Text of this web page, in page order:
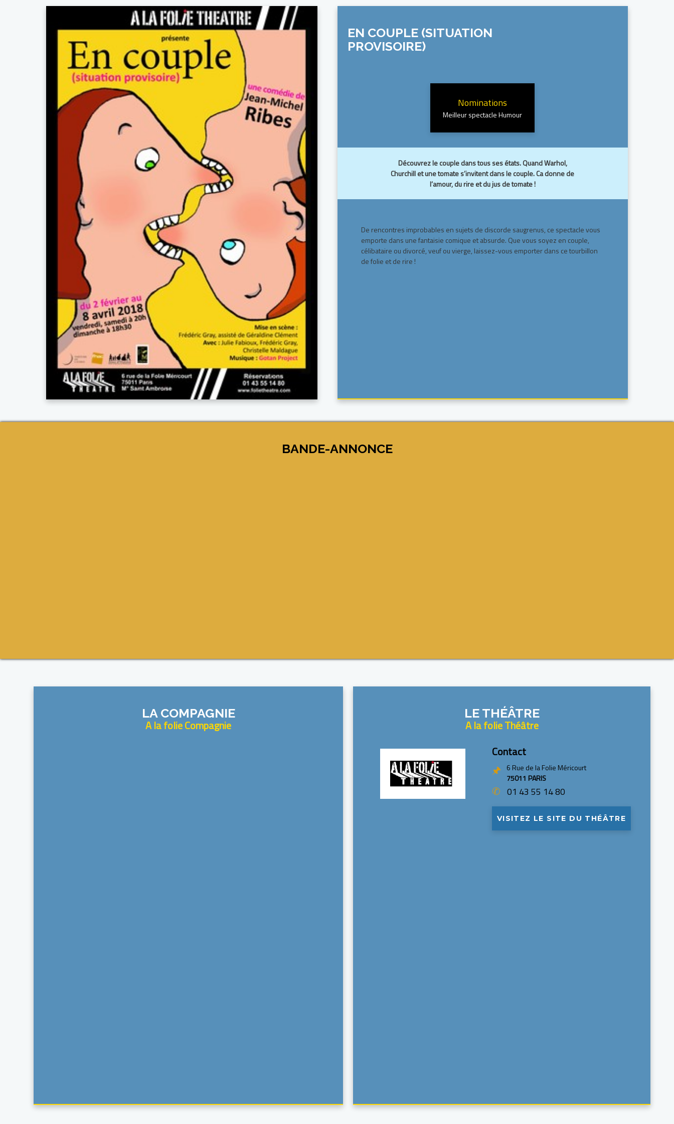
EN COUPLE (SITUATION
PROVISOIRE)
Nominations
Meilleur spectacle Humour
Découvrez le couple dans tous ses états. Quand Warhol,
Churchill et une tomate s’invitent dans le couple. Ca donne de
l’amour, du rire et du jus de tomate !
De rencontres improbables en sujets de discorde saugrenus, ce spectacle vous
emporte dans une fantaisie comique et absurde. Que vous soyez en couple,
célibataire ou divorcé, veuf ou vierge, laissez-vous emporter dans ce tourbillon
de folie et de rire !
BANDE-ANNONCE
LA COMPAGNIE
A la folie Compagnie
LE THÉÂTRE
A la folie Théâtre
Contact
🖈
6 Rue de la Folie Méricourt
75011 PARIS
✆ 01 43 55 14 80
VISITEZ LE SITE DU THÉÂTRE